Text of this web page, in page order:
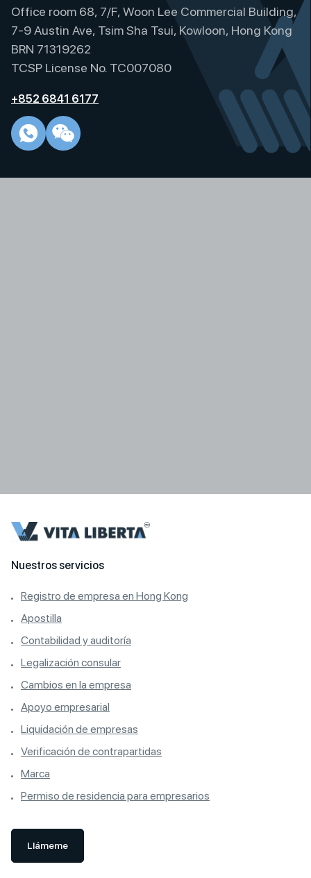
Office room 68, 7/F, Woon Lee Commercial Building,
7-9 Austin Ave, Tsim Sha Tsui, Kowloon, Hong Kong
BRN 71319262
TCSP License No. TC007080
+852 6841 6177
Nuestros servicios
Registro de empresa en Hong Kong
Apostilla
Contabilidad y auditoría
Legalización consular
Cambios en la empresa
Apoyo empresarial
Liquidación de empresas
Verificación de contrapartidas
Marca
Permiso de residencia para empresarios
Llámeme